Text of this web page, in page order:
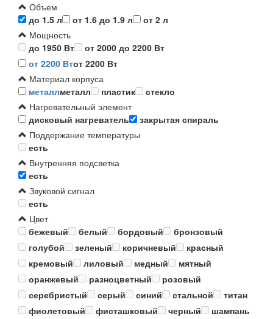
Объем
до 1.5 л
от 1.6 до 1.9 л
от 2 л
Мощность
до 1950 Вт
от 2000 до 2200 Вт
от 2200 Втот 2200 Вт
Материал корпуса
металлметалл пластик
стекло
Нагревательный элемент
дисковый нагреватель
закрытая спираль
Поддержание температуры
есть
Внутренняя подсветка
есть
Звуковой сигнал
есть
Цвет
бежевый
белый бордовый
бронзовый
голубой
зеленый коричневый
красный
кремовый
лиловый медный
мятный
оранжевый
разноцветный
розовый
серебристый
серый синий стальной
титан
фиолетовый
фисташковый черный
шампань